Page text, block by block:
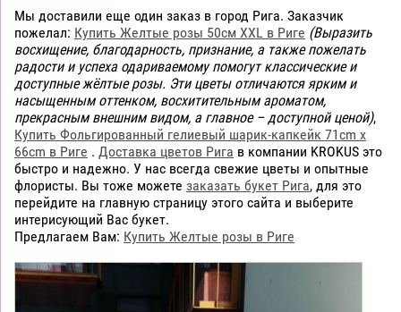
заказ?
Мы доставили еще один заказ в город Рига. Заказчик
пожелал: Купить Желтые розы 50см XXL в Риге (Выразить
восхищение, благодарность, признание, а также пожелать
радости и успеха одариваемому помогут классические и
доступные жёлтые розы. Эти цветы отличаются ярким и
насыщенным оттенком, восхитительным ароматом,
прекрасным внешним видом, а главное – доступной ценой),
Купить Фольгированный гелиевый шарик-капкейк 71cm x
66cm в Риге . Доставка цветов Рига в компании KROKUS это
быстро и надежно. У нас всегда свежие цветы и опытные
флористы. Вы тоже можете заказать букет Рига, для это
перейдите на главную страницу этого сайта и выберите
интерисующий Вас букет.
Предлагаем Вам: Купить Желтые розы в Риге